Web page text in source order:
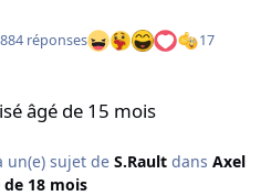
884 réponses 17
âgé de 15 mois
sujet de S.Raultdans Axel
18 mois